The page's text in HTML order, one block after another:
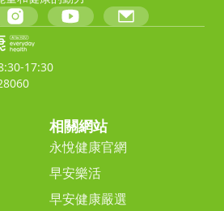
17:30
相關網站
永悅健康官網
早安樂活
早安健康嚴選